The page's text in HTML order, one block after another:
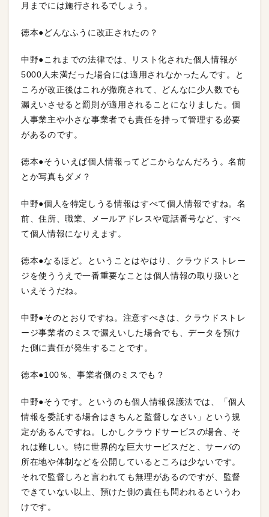
月までには施行されるでしょう。
徳本●どんなふうに改正されたの？
中野●これまでの法律では、リスト化された個人情報が
5000人未満だった場合には適用されなかったんです。と
ころが改正後はこれが撤廃されて、どんなに少人数でも
漏えいさせると罰則が適用されることになりました。個
人事業主や小さな事業者でも責任を持って管理する必要
があるのです。
徳本●そういえば個人情報ってどこからなんだろう。名前
とか写真もダメ？
中野●個人を特定しうる情報はすべて個人情報ですね。名
前、住所、職業、メールアドレスや電話番号など、すべ
て個人情報になりえます。
徳本●なるほど。ということはやはり、クラウドストレー
ジを使ううえで一番重要なことは個人情報の取り扱いと
いえそうだね。
中野●そのとおりですね。注意すべきは、クラウドストレ
ージ事業者のミスで漏えいした場合でも、データを預け
た側に責任が発生することです。
徳本●100％、事業者側のミスでも？
中野●そうです。というのも個人情報保護法では、「個人
情報を委託する場合はきちんと監督しなさい」という規
定があるんですね。しかしクラウドサービスの場合、そ
れは難しい。特に世界的な巨大サービスだと、サーバの
所在地や体制などを公開しているところは少ないです。
それで監督しろと言われても無理があるのですが、監督
できていない以上、預けた側の責任も問われるというわ
けです。